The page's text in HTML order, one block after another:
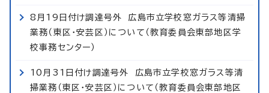
8月19日付け調達号外 広島市立学校窓ガラス等清掃
業務（東区・安芸区）について（教育委員会東部地区学
校事務センター）
10月31日付け調達号外 広島市立学校窓ガラス等清
掃業務（東区・安芸区）について（教育委員会東部地区